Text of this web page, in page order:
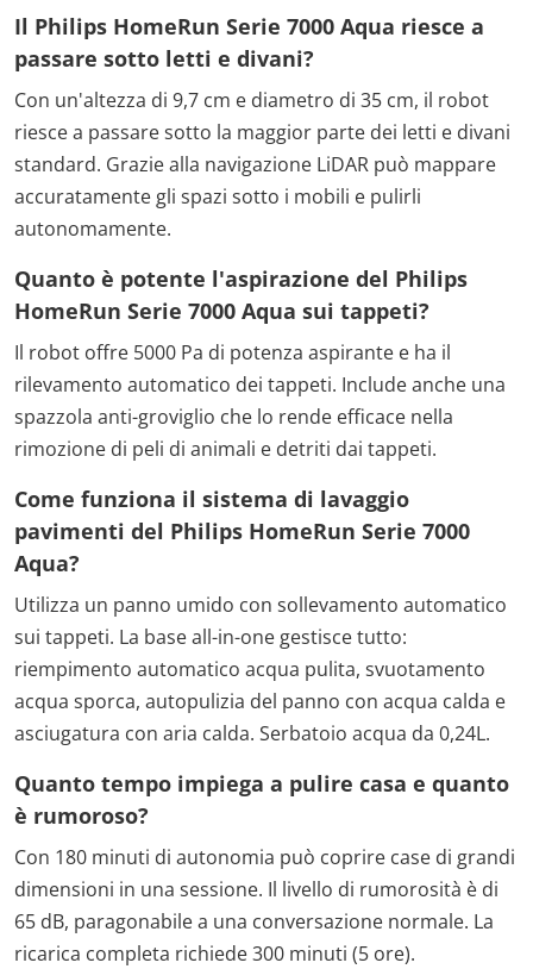
Il Philips HomeRun Serie 7000 Aqua riesce a
passare sotto letti e divani?
Con un'altezza di 9,7 cm e diametro di 35 cm, il robot
riesce a passare sotto la maggior parte dei letti e divani
standard. Grazie alla navigazione LiDAR può mappare
accuratamente gli spazi sotto i mobili e pulirli
autonomamente.
Quanto è potente l'aspirazione del Philips
HomeRun Serie 7000 Aqua sui tappeti?
Il robot offre 5000 Pa di potenza aspirante e ha il
rilevamento automatico dei tappeti. Include anche una
spazzola anti-groviglio che lo rende efficace nella
rimozione di peli di animali e detriti dai tappeti.
Come funziona il sistema di lavaggio
pavimenti del Philips HomeRun Serie 7000
Aqua?
Utilizza un panno umido con sollevamento automatico
sui tappeti. La base all-in-one gestisce tutto:
riempimento automatico acqua pulita, svuotamento
acqua sporca, autopulizia del panno con acqua calda e
asciugatura con aria calda. Serbatoio acqua da 0,24L.
Quanto tempo impiega a pulire casa e quanto
è rumoroso?
Con 180 minuti di autonomia può coprire case di grandi
dimensioni in una sessione. Il livello di rumorosità è di
65 dB, paragonabile a una conversazione normale. La
ricarica completa richiede 300 minuti (5 ore).